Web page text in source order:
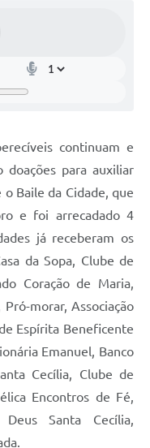
continuam e
doações para auxiliar
Baile da Cidade, que
e foi arrecadado 4
já receberam os
da Sopa, Clube de
Coração de Maria,
morar, Associação
Espírita Beneficente
Emanuel, Banco
Cecília, Clube de
Encontros de Fé,
Santa Cecília,